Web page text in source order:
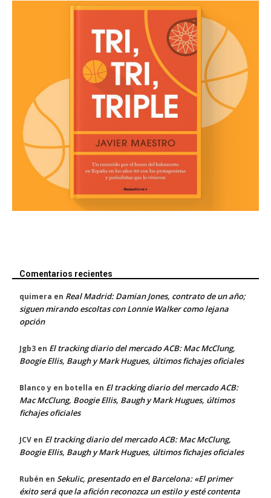
Comentarios recientes
quimera en Real Madrid: Damian Jones, contrato de un año;
siguen mirando escoltas con Lonnie Walker como lejana
opción
Jgb3 en El tracking diario del mercado ACB: Mac McClung,
Boogie Ellis, Baugh y Mark Hugues, últimos fichajes oficiales
Blanco y en botella en El tracking diario del mercado ACB:
Mac McClung, Boogie Ellis, Baugh y Mark Hugues, últimos
fichajes oficiales
JCV en El tracking diario del mercado ACB: Mac McClung,
Boogie Ellis, Baugh y Mark Hugues, últimos fichajes oficiales
Rubén en Sekulic, presentado en el Barcelona: «El primer
éxito será que la afición reconozca un estilo y esté contenta